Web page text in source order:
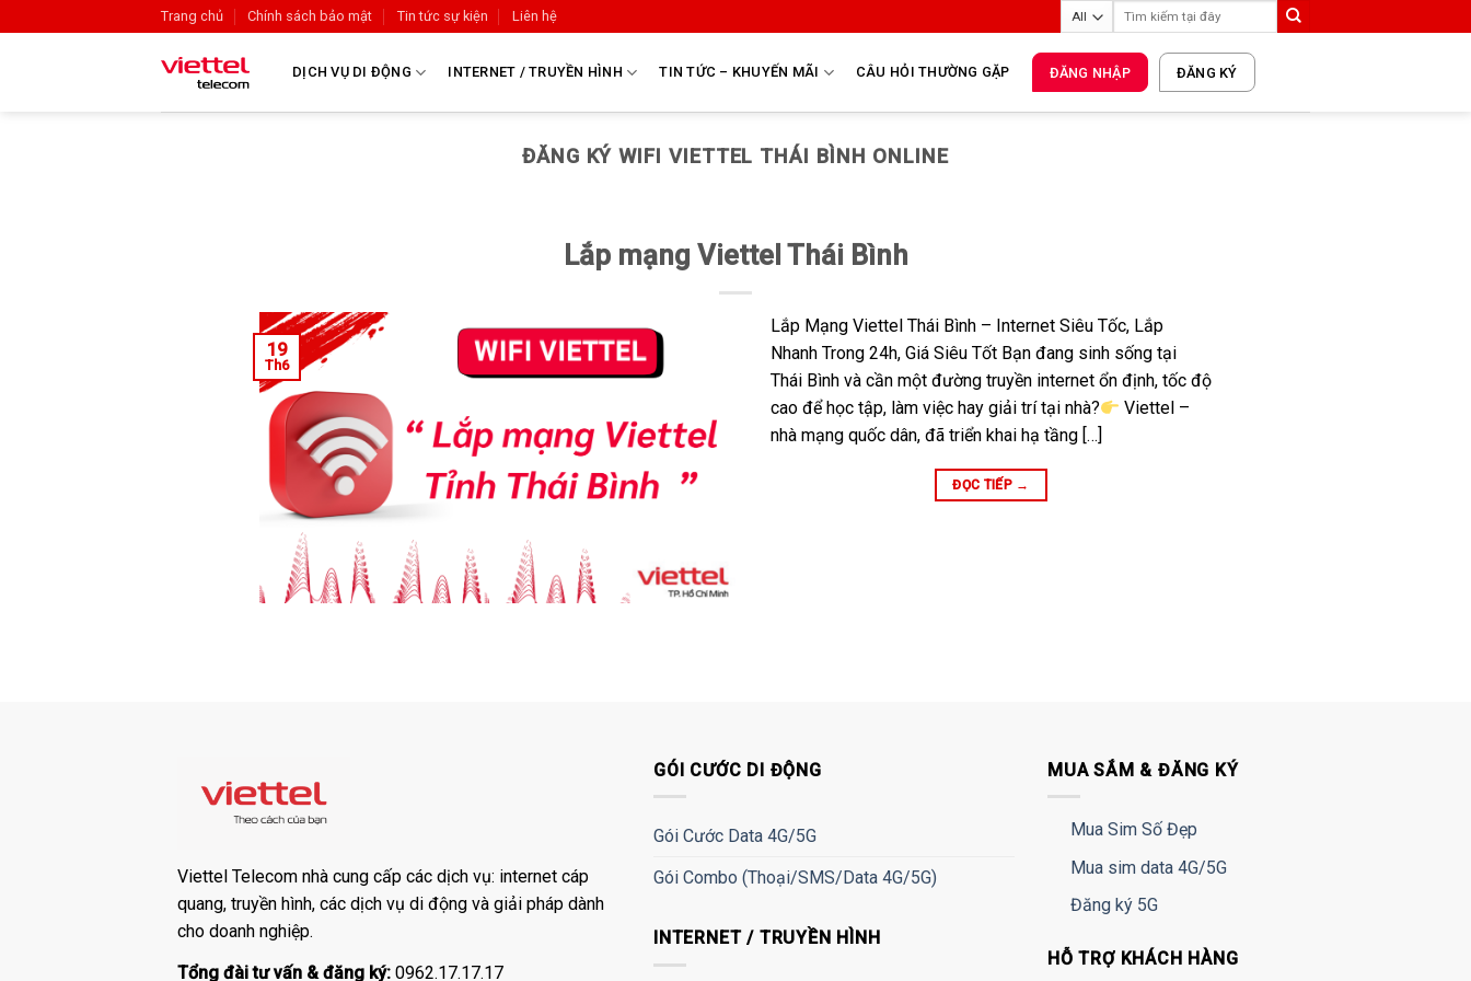
Trang chủ Chính sách bảo mật Tin tức sự kiện Liên hệ
DỊCH VỤ DI ĐỘNG INTERNET / TRUYỀN HÌNH TIN TỨC – KHUYẾN MÃI CÂU HỎI THƯỜNG GẶP ĐĂNG NHẬP ĐĂNG KÝ
ĐĂNG KÝ WIFI VIETTEL THÁI BÌNH ONLINE
Lắp mạng Viettel Thái Bình
19
Th6
Lắp Mạng Viettel Thái Bình – Internet Siêu Tốc, Lắp
Nhanh Trong 24h, Giá Siêu Tốt Bạn đang sinh sống tại
Thái Bình và cần một đường truyền internet ổn định, tốc độ
cao để học tập, làm việc hay giải trí tại nhà?
Viettel –
nhà mạng quốc dân, đã triển khai hạ tầng […]
ĐỌC TIẾP →
Viettel Telecom nhà cung cấp các dịch vụ: internet cáp
quang, truyền hình, các dịch vụ di động và giải pháp dành
cho doanh nghiệp.
Tổng đài tư vấn & đăng ký: 0962.17.17.17
GÓI CƯỚC DI ĐỘNG
Gói Cước Data 4G/5G
Gói Combo (Thoại/SMS/Data 4G/5G)
INTERNET / TRUYỀN HÌNH
MUA SẮM & ĐĂNG KÝ
Mua Sim Số Đẹp
Mua sim data 4G/5G
Đăng ký 5G
HỖ TRỢ KHÁCH HÀNG